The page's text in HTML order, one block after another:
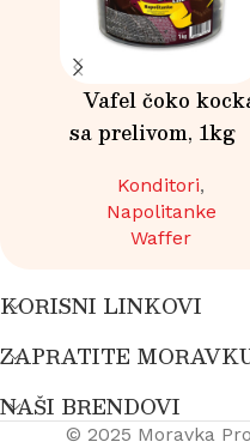
Vafel čoko
sa prelivom, 1kg
Konditori,
Napolitanke
Waffer
KORISNI LINKOVI
ZAPRATITE
NAŠI BRENDOVI
© 2025 Moravka